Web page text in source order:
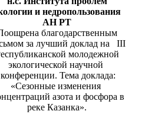
и недропользования
АН РТ
благодарственным
за лучший доклад на III
молодежной
экологической научной
конференции. Тема доклада:
«Сезонные изменения
азота и фосфора в
реке Казанка».